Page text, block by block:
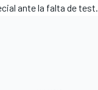
ante la falta de test.